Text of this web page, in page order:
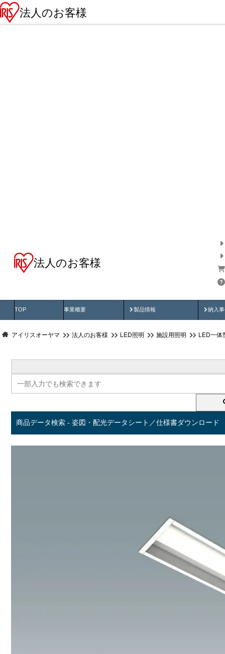
法人のお客様
法人のお客様
TOP 事業概要 製品情報
製品動画 納入
納
アイリスオーヤマ 法人のお客様 LED照明 施設用照明 LED一体
商品データ検索 - 姿図・配光データシート／仕様書ダウンロード